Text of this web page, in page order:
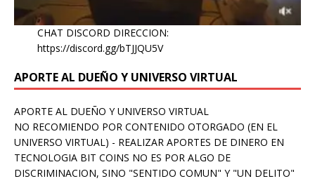
CHAT DISCORD DIRECCION:
https://discord.gg/bTJJQU5V
APORTE AL DUEÑO Y UNIVERSO VIRTUAL
APORTE AL DUEÑO Y UNIVERSO VIRTUAL
NO RECOMIENDO POR CONTENIDO OTORGADO (EN EL
UNIVERSO VIRTUAL) - REALIZAR APORTES DE DINERO EN
TECNOLOGIA BIT COINS NO ES POR ALGO DE
DISCRIMINACION, SINO "SENTIDO COMUN" Y "UN DELITO"